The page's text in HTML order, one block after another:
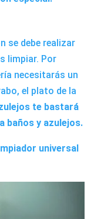
se debe realizar
limpiar. Por
necesitarás un
el plato de la
te bastará
baños y azulejos.
universal